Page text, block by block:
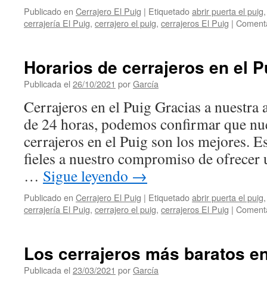
Publicado en Cerrajero El Puig | Etiquetadoabrir puerta el puig
cerrajería El Puig, cerrajero el puig, cerrajeros El Puig |
Horarios de cerrajeros en el
Publicada el 26/10/2021 porGarcía
Cerrajeros en el Puig Gracias a
de 24 horas, podemos confirmar que
cerrajeros en el Puig son los mejores.
fieles a nuestro compromiso de ofrecer
… Sigue leyendo →
Publicado en Cerrajero El Puig | Etiquetadoabrir puerta el puig
cerrajería El Puig, cerrajero el puig, cerrajeros El Puig |
Los cerrajeros más baratos
Publicada el 23/03/2021 porGarcía